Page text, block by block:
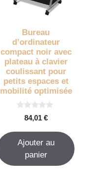
Bureau
d’ordinateur
compact noir avec
plateau à clavier
coulissant pour
petits espaces et
mobilité optimisée
5
84,01 €
Ajouter au
panier